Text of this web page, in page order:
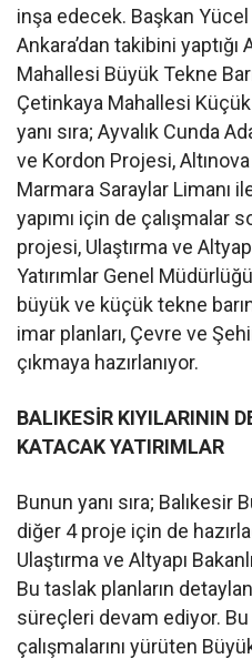
inşa edecek. Başkan Yücel
Ankara’dan takibini yaptığı
Mahallesi Büyük Tekne
Çetinkaya Mahallesi Küçük
yanı sıra; Ayvalık Cunda
ve Kordon Projesi,
Marmara Saraylar Limanı
yapımı için de çalışmalar
projesi, Ulaştırma ve
Yatırımlar Genel
büyük ve küçük tekne
imar planları, Çevre ve
çıkmaya hazırlanıyor.
BALIKESİR KIYILARININ
KATACAK YATIRIMLAR
Bunun yanı sıra; Balıkesir
diğer 4 proje için de
Ulaştırma ve Altyapı
Bu taslak planların
süreçleri devam ediyor.
çalışmalarını yürüten